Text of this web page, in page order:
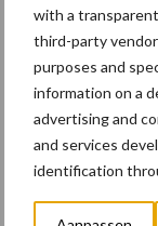
with a
third-party
purposes and
information on a
advertising and
and services
identification
openende deuren
onovertroffen
voorzien van
wordt toegepast in
deelt de Nieuwe
afwerking,
digitale display